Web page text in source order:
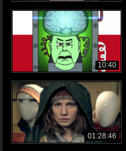
10:40
01:28:46